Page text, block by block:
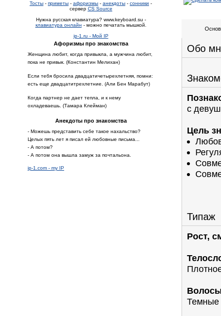
Тосты - приметы - афоризмы - анекдоты - сонники -
сервер CS Source
Нужна русская клавиатура? www.keyboard.su -
клавиатура онлайн - можно печатать мышкой.
ip-1.ru - Мой IP
Афоризмы про знакомства
Женщина любит, когда привыкла, а мужчина любит,
пока не привык. (Константин Мелихан)
Если тебя бросила двадцатичетырехлетняя, помни:
есть еще двадцатитрехлетние. (Али Бен Марабут)
Когда партнер не дает тепла, и к нему
охладеваешь. (Тамара Клейман)
Анекдоты про знакомства
- Можешь представить себе такое нахальство?
Целых пять лет я писал ей любовные письма...
- А потом?
- А потом она вышла замуж за почтальона.
ip-1.com - my IP
Обо
с
Цель
Типаж
Рост,
Темные